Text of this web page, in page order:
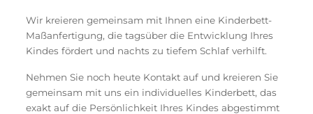
Wir kreieren gemeinsam mit Ihnen eine Kinderbett-
Maßanfertigung, die tagsüber die Entwicklung Ihres
Kindes fördert und nachts zu tiefem Schlaf verhilft.
Nehmen Sie noch heute Kontakt auf und kreieren Sie
gemeinsam mit uns ein individuelles Kinderbett, das
exakt auf die Persönlichkeit Ihres Kindes abgestimmt